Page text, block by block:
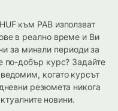
към PAB използват
в реално време и Ви
за минали периоди за
по-добър курс? Задайте
когато курсът
резюмета никога
новини.